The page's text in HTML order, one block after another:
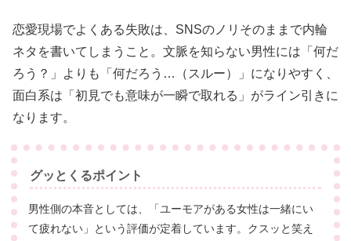
恋愛現場でよくある失敗は、SNSのノリそのままで内輪
ネタを書いてしまうこと。文脈を知らない男性には「何だ
ろう？」よりも「何だろう…（スルー）」になりやすく、
面白系は「初見でも意味が一瞬で取れる」がライン引きに
なります。
グッとくるポイント
男性側の本音としては、「ユーモアがある女性は一緒にい
て疲れない」という評価が定着しています。クスッと笑え